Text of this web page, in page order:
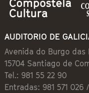
AUDITORIO DE
Avenida do Burgo das
15704 Santiago de
Tel.: 981 55 22 90
Entradas: 981 571 026